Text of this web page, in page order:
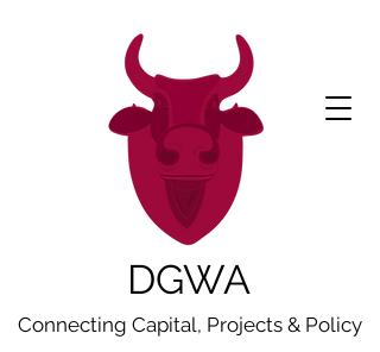
DGWA
Connecting Capital, Projects & Policy